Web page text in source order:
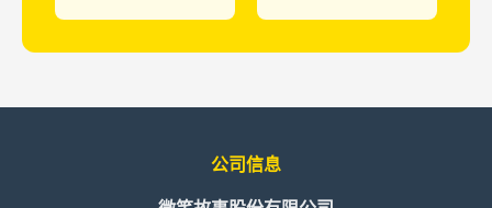
公司信息